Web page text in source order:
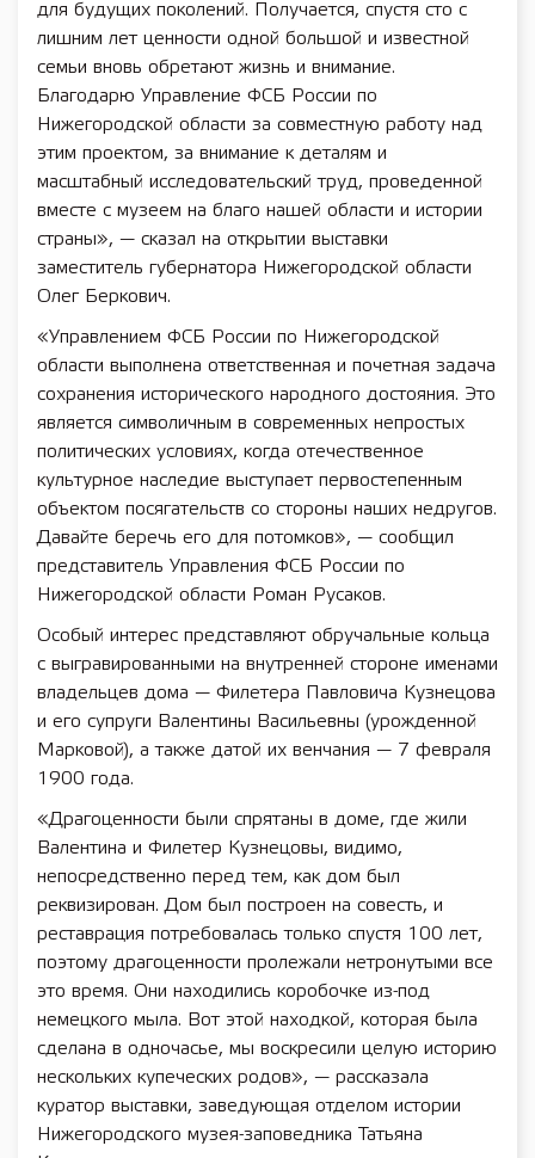
для будущих поколений. Получается, спустя сто с
лишним лет ценности одной большой и известной
семьи вновь обретают жизнь и внимание.
Благодарю Управление ФСБ России по
Нижегородской области за совместную работу над
этим проектом, за внимание к деталям и
масштабный исследовательский труд, проведенной
вместе с музеем на благо нашей области и истории
страны», — сказал на открытии выставки
заместитель губернатора Нижегородской области
Олег Беркович.
«Управлением ФСБ России по Нижегородской
области выполнена ответственная и почетная задача
сохранения исторического народного достояния. Это
является символичным в современных непростых
политических условиях, когда отечественное
культурное наследие выступает первостепенным
объектом посягательств со стороны наших недругов.
Давайте беречь его для потомков», — сообщил
представитель Управления ФСБ России по
Нижегородской области Роман Русаков.
Особый интерес представляют обручальные кольца
с выгравированными на внутренней стороне именами
владельцев дома — Филетера Павловича Кузнецова
и его супруги Валентины Васильевны (урожденной
Марковой), а также датой их венчания — 7 февраля
1900 года.
«Драгоценности были спрятаны в доме, где жили
Валентина и Филетер Кузнецовы, видимо,
непосредственно перед тем, как дом был
реквизирован. Дом был построен на совесть, и
реставрация потребовалась только спустя 100 лет,
поэтому драгоценности пролежали нетронутыми все
это время. Они находились коробочке из-под
немецкого мыла. Вот этой находкой, которая была
сделана в одночасье, мы воскресили целую историю
нескольких купеческих родов», — рассказала
куратор выставки, заведующая отделом истории
Нижегородского музея-заповедника Татьяна